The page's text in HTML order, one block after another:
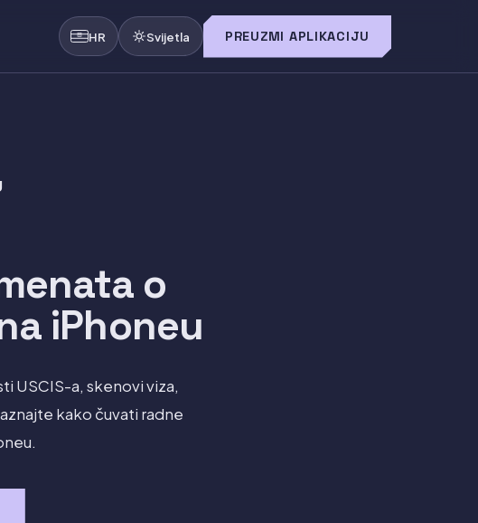
HR Svijetla PREUZMI APLIKACIJU
o
iPhoneu
USCIS-a, skenovi viza,
kako čuvati radne